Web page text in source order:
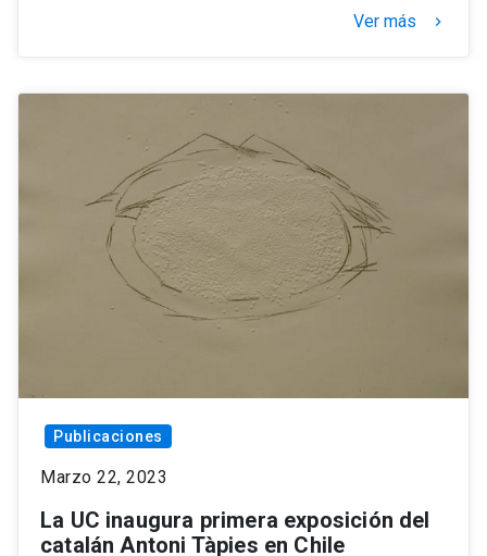
Ver más keyboard_arrow_right
Publicaciones
Marzo 22, 2023
La UC inaugura primera exposición del
catalán Antoni Tàpies en Chile